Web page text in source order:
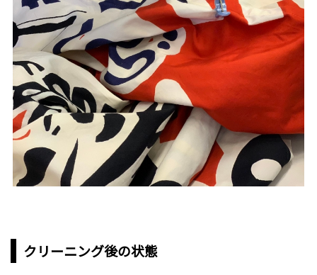
クリーニング後の状態